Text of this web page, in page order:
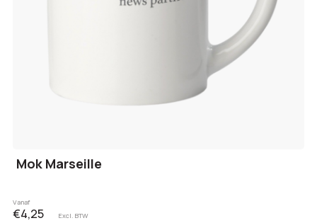
Mok Marseille
Vanaf
€4,25 Excl. BTW